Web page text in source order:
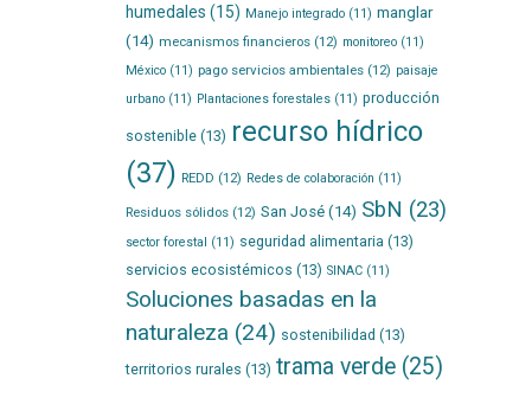
humedales (15) Manejo integrado(11) manglar
(14) mecanismos financieros(12) monitoreo(11)
México(11) pago servicios ambientales(12) paisaje
urbano(11) Plantaciones forestales(11) producción
sostenible(13) recurso hídrico
(37) REDD (12) Redes de colaboración (11)
Residuos sólidos(12) San José(14) SbN (23)
sector forestal (11) seguridad alimentaria (13)
servicios ecosistémicos (13) SINAC(11)
Soluciones basadas en la
naturaleza (24) sostenibilidad (13)
territorios rurales (13) trama verde(25)